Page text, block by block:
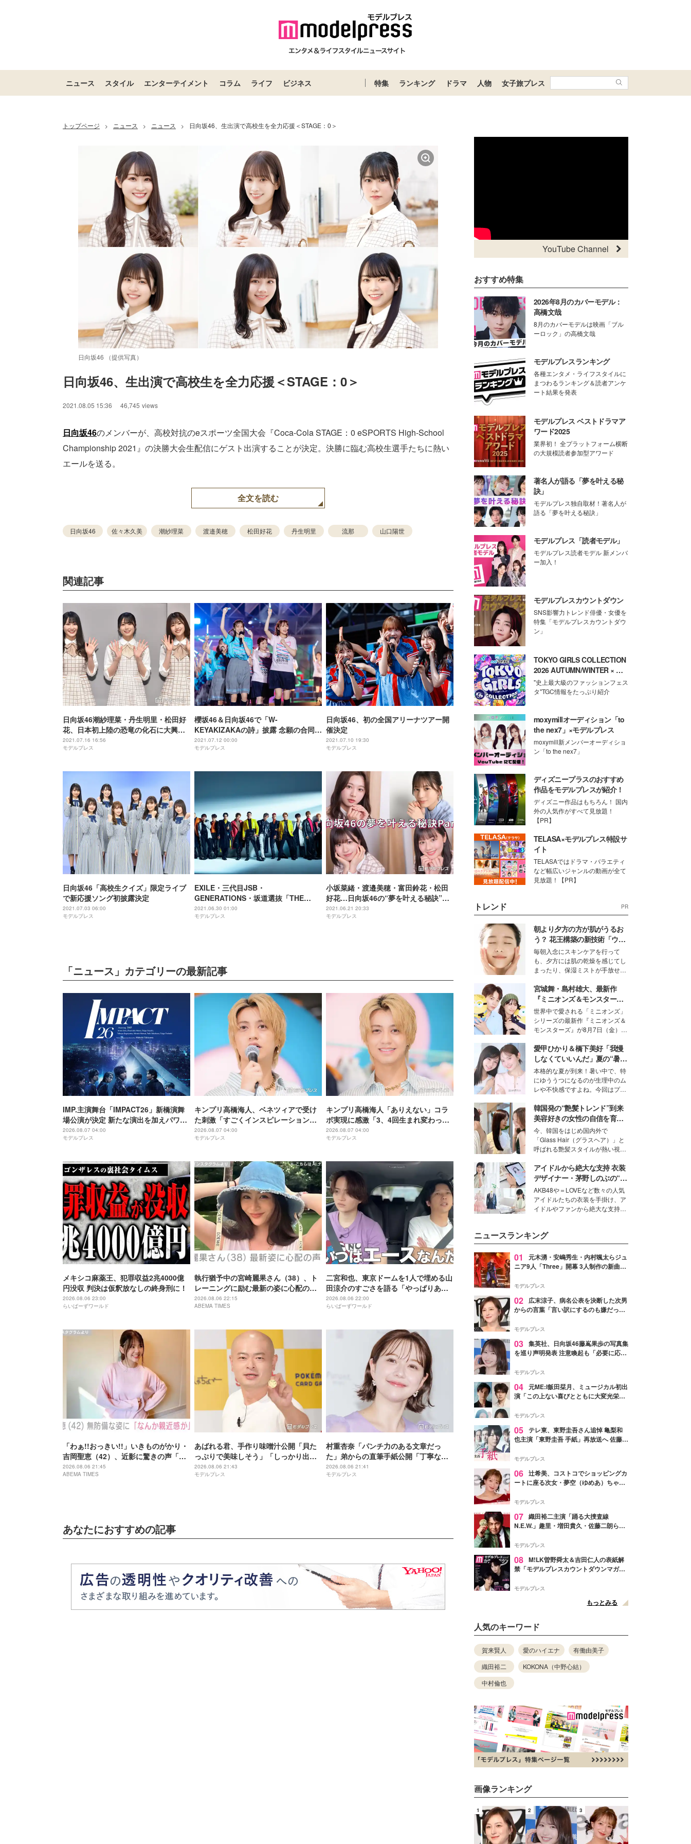
ニュース スタイル エンターテイメント コラム ライフ ビジネス 特集 ランキング ドラマ 人物 女子旅プレス
トップページ > ニュース > ニュース > 日向坂46、生出演で高校生を全力応援＜STAGE：0＞
日向坂46 （提供写真）
日向坂46、生出演で高校生を全力応援＜STAGE：0＞
2021.08.05 15:36 46,745 views
日向坂46のメンバーが、高校対抗のeスポーツ全国大会『Coca-Cola STAGE：0 eSPORTS High-School
Championship 2021』の決勝大会生配信にゲスト出演することが決定。決勝に臨む高校生選手たちに熱い
エールを送る。
全文を読む
日向坂46 佐々木久美 潮紗理菜 渡邉美穂 松田好花 丹生明里 流那 山口陽世
関連記事
日向坂46潮紗理菜・丹生明里・松田好
花、日本初上陸の恐竜の化石に大興奮
「すごくワク ワクしました」
2021.07.16 16:56
モデルプレス
櫻坂46＆日向坂46で「W-
KEYAKIZAKAの詩」披露 念願の合同ラ
イブで感無量「奇跡みたい」＜W-
KEYAKI FES.2021レポ＆セットリスト
2021.07.12 00:00
モデルプレス
日向坂46、初の全国アリーナツアー開
催決定
2021.07.10 19:30
モデルプレス
日向坂46「高校生クイズ」限定ライブ
で新応援ソング初披露決定
2021.07.03 06:00
モデルプレス
EXILE・三代目JSB・
GENERATIONS・坂道選抜「THE
MUSIC DAY」ノンストップダンスメド
レーに登場
2021.06.30 01:00
モデルプレス
小坂菜緒・渡邉美穂・富田鈴花・松田
好花…日向坂46の“夢を叶える秘訣”＜
Part3＞
2021.06.21 20:33
モデルプレス
「ニュース」カテゴリーの最新記事
IMP.主演舞台「IMPACT26」新橋演舞
場公演が決定 新たな演出を加えパワー
アップ
2026.08.07 04:00
モデルプレス
キンプリ高橋海人、ベネツィアで受け
た刺激「すごくインスピレーション溢
れる街」
2026.08.07 04:00
モデルプレス
キンプリ高橋海人「ありえない」コラ
ボ実現に感激「3、4回生まれ変わって
もできない」
2026.08.07 04:00
モデルプレス
メキシコ麻薬王、犯罪収益2兆4000億
円没収 判決は仮釈放なしの終身刑に！
2026.08.06 23:00
らいばーずワールド
執行猶予中の宮崎麗果さん（38）、ト
レーニングに励む最新の姿に心配の声
「痩せ過ぎ」「なんだか痛々しい…」
2026.08.06 22:15
ABEMA TIMES
二宮和也、東京ドームを1人で埋める山
田涼介のすごさを語る「やっぱりあい
つはエース」
2026.08.06 22:00
らいばーずワールド
「わぁ!!おっきい!!」いきものがかり・
吉岡聖恵（42）、近影に驚きの声「な
にこれ…大好き」「なんか親近感が」
2026.08.06 21:45
ABEMA TIMES
あばれる君、手作り味噌汁公開「貝た
っぷりで美味しそう」「しっかり出汁
が出てそう」の声
2026.08.06 21:43
モデルプレス
村重杏奈「パンチ力のある文章だっ
た」弟からの直筆手紙公開「丁寧な
字」「読みやすい」と反響
2026.08.06 21:41
モデルプレス
あなたにおすすめの記事
YouTube Channel
おすすめ特集
2026年8月のカバーモデル：
高橋文哉
8月のカバーモデルは映画「ブル
ーロック」の高橋文哉
モデルプレスランキング
各種エンタメ・ライフスタイルに
まつわるランキング＆読者アンケ
ート結果を発表
モデルプレス ベストドラマア
ワード2025
業界初！ 全プラットフォーム横断
の大規模読者参加型アワード
著名人が語る「夢を叶える秘
訣」
モデルプレス独自取材！著名人が
語る「夢を叶える秘訣」
モデルプレス「読者モデル」
モデルプレス読者モデル 新メンバ
ー加入！
モデルプレスカウントダウン
SNS影響力トレンド俳優・女優を
特集「モデルプレスカウントダウ
ン」
TOKYO GIRLS COLLECTION
2026 AUTUMN/WINTER × モ
デルプレス
"史上最大級のファッションフェス
タ"TGC情報をたっぷり紹介
moxymillオーディション「to
the nex7」×モデルプレス
moxymill新メンバーオーディショ
ン「to the nex7」
ディズニープラスのおすすめ
作品をモデルプレスが紹介！
ディズニー作品はもちろん！ 国内
外の人気作がすべて見放題！
【PR】
TELASA×モデルプレス特設サ
イト
TELASAではドラマ・バラエティ
など幅広いジャンルの動画が全て
見放題！【PR】
トレンド PR
朝より夕方の方が肌がうるお
う？ 花王構築の新技術「ウォ
ーターキャプチャリングスキ
ン（捕水肌）」がスキンケア
の常識を変える予感
毎朝入念にスキンケアを行って
も、夕方には肌の乾燥を感じてし
まったり、保湿ミストが手放せな
な美容の常識を大きく変える可能
性を秘めた、革新的な「Water
Capturing Skin（ウォーターキャ
プチャリングスキン：捕水肌）」
技術を、花王が構築した。
宮城舞・島村雄大、最新作
『ミニオンズ＆モンスター
ズ』の魅力熱弁 ハチャメチャ
だけじゃない“友情と絆”に感
動
世界中で愛される「ミニオンズ」
シリーズの最新作『ミニオンズ＆
モンスターズ』が8月7日（金）に
ニオン好き”という共通点を持つモ
デルの宮城舞と島村雄大の特別対
談をお届け！それぞれの視点か
ら、今作ならではの魅力や予想外
の感動をもたらす奥深いストーリ
ーについて熱く語り合ってもらっ
た。
愛甲ひかり＆橋下美好「我慢
しなくていいんだ」夏の“暑さ
対策”の新しい選択肢とは？
本格的な夏が到来！暑い中で、特
にゆううつになるのが生理中のム
レや不快感ですよね。今回はプラ
モデル・愛甲ひかりさんと橋下美
好さんを迎えて本音で女子会トー
ク。猛暑のお出かけを快適に過ご
すヒントや、2人が感動した夏の
生理の新常識にも迫りました。
韓国発の“艶髪トレンド”到来
美容好きの女性の自信を育む
「ヘアケア事情」って？
今、韓国をはじめ国内外で
「Glass Hair（グラスヘア）」と
呼ばれる艶髪スタイルが熱い視線
ションの完成度を高めるベースと
して、“髪そのものの美しさ”に改
めて注目する人が増えている様
子。今回は、そんな憧れの艶やか
な髪を日常で叶える、美容好きの
女性たちのヘアケア事情を紹介し
アイドルから絶大な支持 衣装
デザイナー・茅野しのぶの“可
愛い”を作る美学＜「シチズン
クロスシー」インタビュー＞
AKB48や＝LOVEなど数々の人気
アイドルたちの衣装を手掛け、ア
イドルやファンから絶大な支持を
ター・茅野しのぶ。一人ひとりの
個性に寄り添い、魅力を引き出す
衣装作りは、多くの女性たちに勇
気と自信を与え続けている。
ニュースランキング
01
元木湧・安嶋秀生・内村颯太らジュ
ニア9人「Three」開幕 3人制作の新曲＆
進んで夢を掴みたい」【ゲネプロレポ】
モデルプレス
02
広末涼子、病名公表を決断した次男
からの言葉「言い訳にするのも嫌だっ
モデルプレス
03 集英社、日向坂46藤嶌果歩の写真集
を巡り声明発表 注意喚起も「必要に応じ
モデルプレス
04 元ME:I飯田栞月、ミュージカル初出
演「この上ない喜びとともに大変光栄」
ャスト発表
モデルプレス
05 テレ東、東野圭吾さん追悼 亀梨和
也主演「東野圭吾 手紙」再放送へ 佐藤隆
モデルプレス
06 辻希美、コストコでショッピングカ
ートに座る次女・夢空（ゆめあ）ちゃん
ぎ」「成長を感じる」の声
モデルプレス
07 織田裕二主演「踊る大捜査線
N.E.W.」趣里・増田貴久・佐藤二朗ら新
徴する“謎のキーワード”も
モデルプレス
08 M!LK曽野舜太＆吉田仁人の表紙解
禁「モデルプレスカウントダウンマガジ
モデルプレス
もっとみる
人気のキーワード
賀来賢人 愛のハイエナ
有働由美子
織田裕二
KOKONA（中野心結）
中村倫也
画像ランキング
1 2 3